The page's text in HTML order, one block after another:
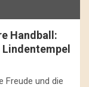
Handball:
Freude und die